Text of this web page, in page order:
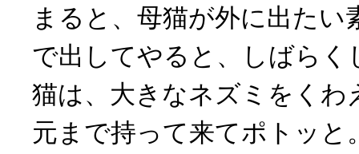
まると、母猫が外に出たい
で出してやると、しばらく
猫は、大きなネズミをくわ
元まで持って来てポトッと